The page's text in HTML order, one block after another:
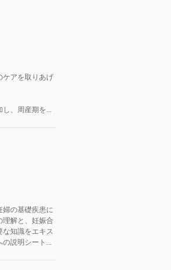
ケアを取りあげ
し、周産期を...
婦の基礎疾患に
理解と、妊娠合
な知識をエキス
の説明シート...